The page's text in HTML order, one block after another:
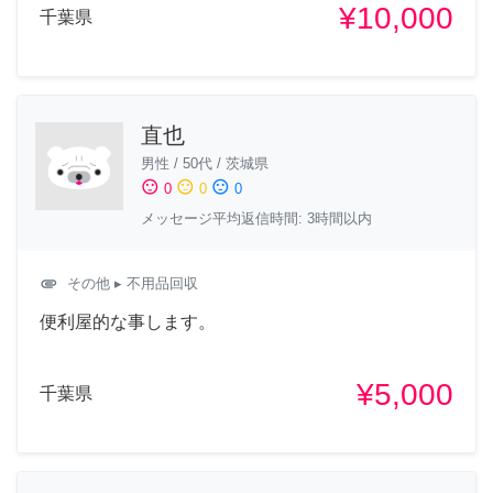
千葉県 ¥10,000
直也
男性 / 50代 / 茨城県
sentiment_satisfied 0 sentiment_neutral 0 sentiment_dissatisfied 0
メッセージ平均返信時間: 3時間以内
attachment その他 ▸ 不用品回収
便利屋的な事します。
千葉県 ¥5,000